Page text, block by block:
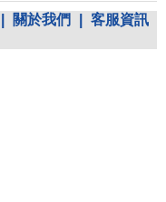
關於我們
客服資訊